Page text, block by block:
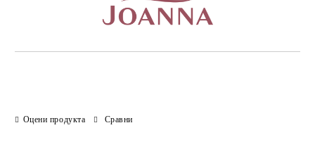
Оцени продукта Сравни